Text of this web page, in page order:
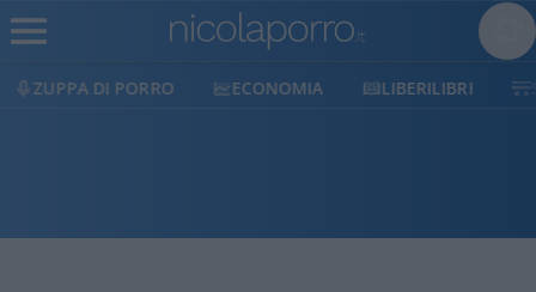
ZUPPA DI PORRO ECONOMIA LIBERILIBRI